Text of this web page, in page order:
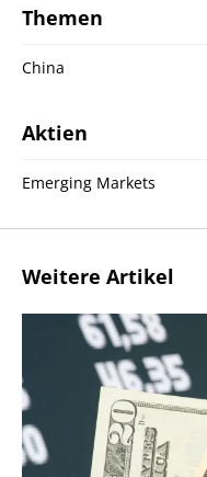
Themen
China
Aktien
Emerging Markets
Weitere Artikel